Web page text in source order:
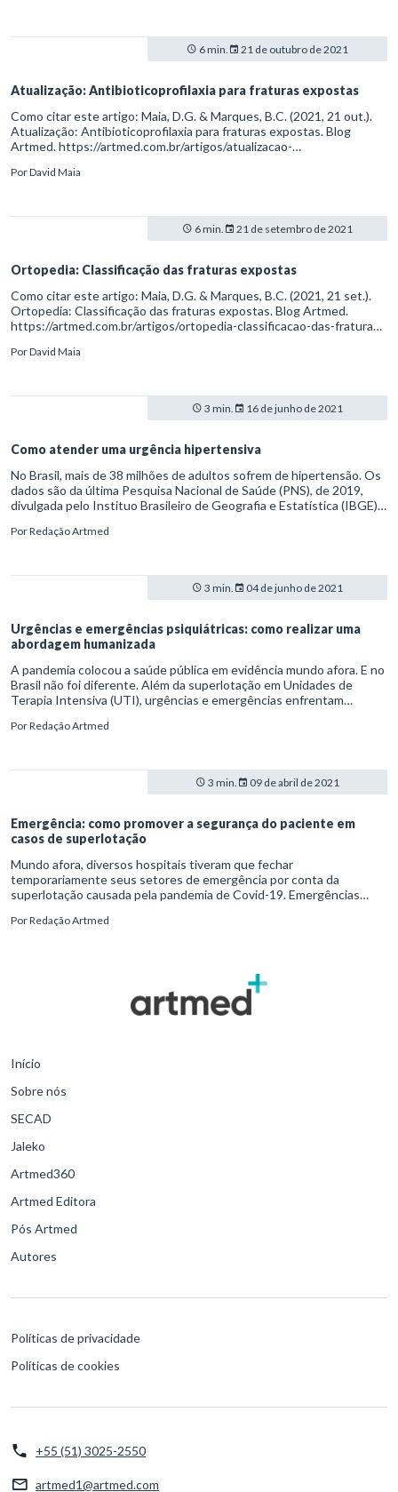
6 min. 21 de outubro de 2021
Atualização: Antibioticoprofilaxia para fraturas expostas
Como citar este artigo: Maia, D.G. & Marques, B.C. (2021, 21 out.).
Atualização: Antibioticoprofilaxia para fraturas expostas. Blog
Artmed. https://artmed.com.br/artigos/atualizacao-
PorDavid Maia
6 min. 21 de setembro de 2021
Ortopedia: Classificação das fraturas expostas
Como citar este artigo: Maia, D.G. & Marques, B.C. (2021, 21 set.).
Ortopedia: Classificação das fraturas expostas. Blog Artmed.
https://artmed.com.br/artigos/ortopedia-classificacao-das-fraturas-
PorDavid Maia
3 min. 16 de junho de 2021
Como atender uma urgência hipertensiva
No Brasil, mais de 38 milhões de adultos sofrem de hipertensão. Os
dados são da última Pesquisa Nacional de Saúde (PNS), de 2019,
divulgada pelo Instituo Brasileiro de Geografia e Estatística (IBGE).
hipertensão arterial sistêmica (HAS) de casos severos.
PorRedação Artmed
3 min. 04 de junho de 2021
Urgências e emergências psiquiátricas: como realizar uma
abordagem humanizada
A pandemia colocou a saúde pública em evidência mundo afora. E no
Brasil não foi diferente. Além da superlotação em Unidades de
Terapia Intensiva (UTI), urgências e emergências enfrentam
infectados. Problemas assim, vale ressaltar, somam-se às demandas
PorRedação Artmed
3 min. 09 de abril de 2021
Emergência: como promover a segurança do paciente em
casos de superlotação
Mundo afora, diversos hospitais tiveram que fechar
temporariamente seus setores de emergência por conta da
superlotação causada pela pandemia de Covid-19. Emergências
atendimento e impactam negativamente a assistência ao paciente.
PorRedação Artmed
Início
Sobre nós
SECAD
Jaleko
Artmed360
Artmed Editora
Pós Artmed
Autores
Políticas de privacidade
Políticas de cookies
+55 (51) 3025-2550
artmed1@artmed.com